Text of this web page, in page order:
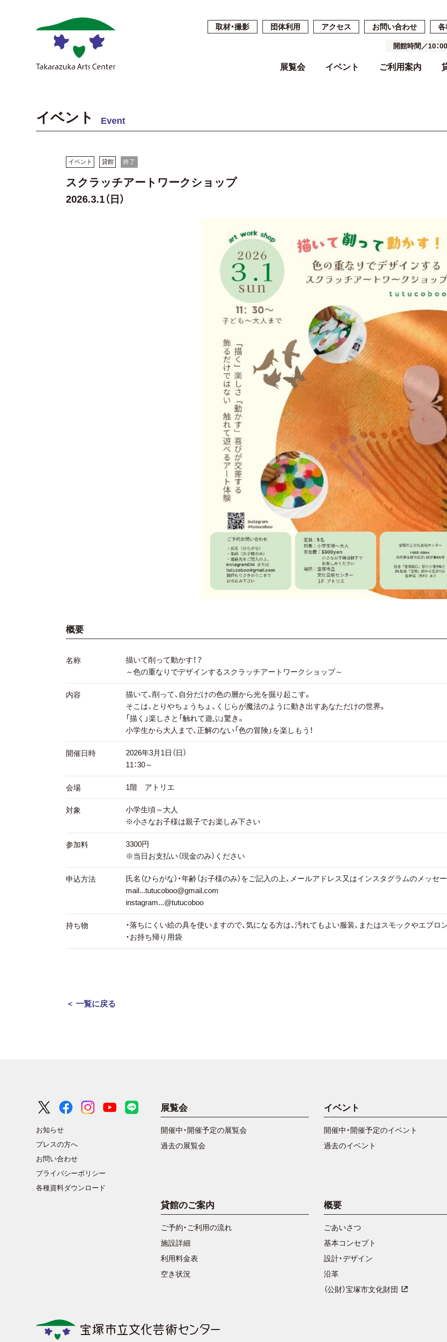
取材・撮影 団体利用 アクセス お問い合わせ 各
開館時間／10：
展覧会 イベント ご利用案内
イベント Event
イベント 貸館 終了
スクラッチアートワークショップ
2026.3.1（日）
概要
名称
描いて削って動かす！？
～色の重なりでデザインするスクラッチアートワークショップ～
内容
描いて、削って、自分だけの色の層から光を掘り起こす。
そこは、とりやちょうちょ、くじらが魔法のように動き出すあなただけの世界。
「描く」楽しさと「触れて遊ぶ」驚き。
小学生から大人まで、正解のない「色の冒険」を楽しもう！
開催日時
2026年3月1日（日）
11：30～
会場 1階 アトリエ
対象
小学生頃～大人
※小さなお子様は親子でお楽しみ下さい
参加料
3300円
※当日お支払い（現金のみ）ください
申込方法
氏名（ひらがな）・年齢（お子様のみ）をご記入の上、メールアドレス又はインスタグラムのメッ
mail...tutucoboo@gmail.com
instagram...@tutucoboo
持ち物
・落ちにくい絵の具を使いますので、気になる方は、汚れてもよい服装、またはスモックやエプ
・お持ち帰り用袋
＜ 一覧に戻る
お知らせ
プレスの方へ
お問い合わせ
プライバシーポリシー
各種資料ダウンロード
展覧会
開催中・開催予定の展覧会
過去の展覧会
イベント
開催中・開催予定のイベント
過去のイベント
貸館のご案内
ご予約・ご利用の流れ
施設詳細
利用料金表
空き状況
概要
ごあいさつ
基本コンセプト
設計・デザイン
沿革
（公財）宝塚市文化財団